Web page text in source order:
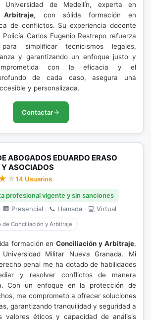
de Medellín, experta en
, con sólida formación en
de conflictos. Su experiencia docente
Carlos Eugenio Restrepo refuerza
simplificar tecnicismos legales,
y garantizando un enfoque justo y
con la eficacia y el
de cada caso, asegura una
y personalizada.
Contactar
ABOGADOS EDUARDO ERASO
Y ASOCIADOS
14 Usuarios
profesional vigente y sin sanciones
🏢 Presencial · 📞 Llamada · 💻 Virtual
de Conciliación y Arbitraje
formación enConciliación y Arbitraje,
Militar Nueva Granada. Mi
penal me ha dotado de habilidades
y resolver conflictos de manera
Con un enfoque en la protección de
me comprometo a ofrecer soluciones
garantizando tranquilidad y seguridad a
valores éticos y capacidad de análisis